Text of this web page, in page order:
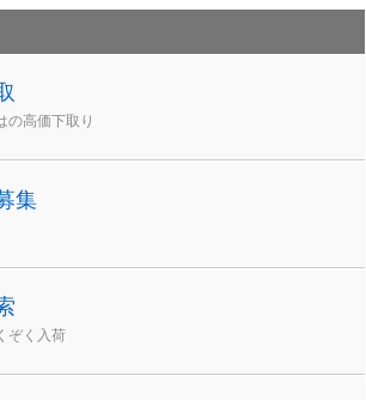
の高価下取り
集
ぞく入荷